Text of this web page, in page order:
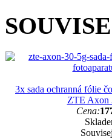
3x sada ochranná fólie
ZTE Axon
Cena: